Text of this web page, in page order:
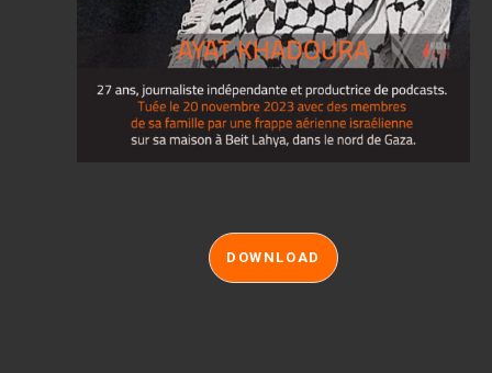
DOWNLOAD